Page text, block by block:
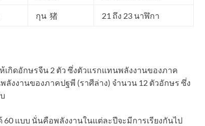
กุน 猪 21 ถึง 23 นาฬิกา
กิดอักษรจีน 2 ตัว ซึ่งตัวแรกแทนพลังงานของภาค
งงานของภาคปฐพี (ราศีล่าง) จำนวน 12 ตัวอักษร ซึ่ง
แบบ นั่นคือพลังงานในแต่ละปีจะมีการเรียงกันไป